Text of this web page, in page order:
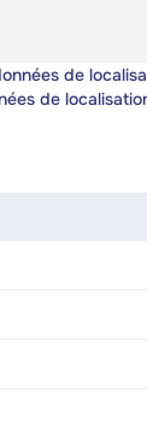
de
de